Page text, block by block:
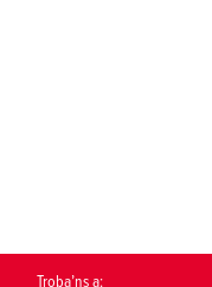
Troba’ns a: